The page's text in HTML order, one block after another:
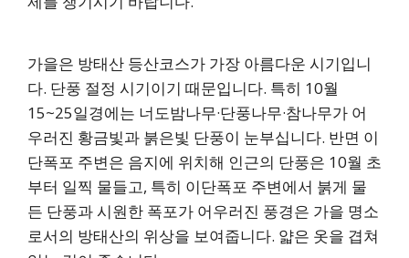
가을은 방태산 등산코스가 가장 아름다운 시기입니
다. 단풍 절정 시기이기 때문입니다. 특히 10월
15~25일경에는 너도밤나무·단풍나무·참나무가 어
우러진 황금빛과 붉은빛 단풍이 눈부십니다. 반면 이
단폭포 주변은 음지에 위치해 인근의 단풍은 10월 초
부터 일찍 물들고, 특히 이단폭포 주변에서 붉게 물
든 단풍과 시원한 폭포가 어우러진 풍경은 가을 명소
로서의 방태산의 위상을 보여줍니다. 얇은 옷을 겹쳐